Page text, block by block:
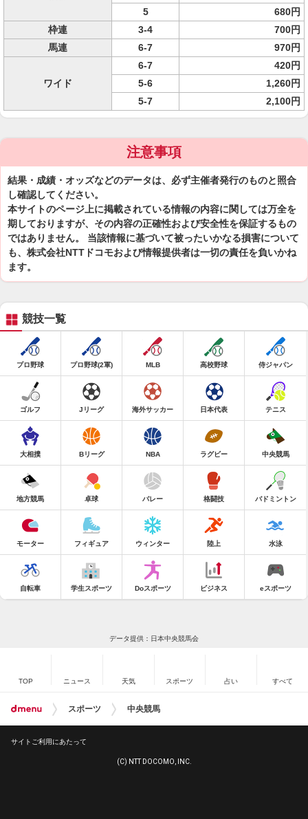
5
680円
枠連
3-4
700円
馬連
6-7 970円
ワイド
6-7
420円
5-6
1,260円
5-7
2,100円
注意事項
結果・成績・オッズなどのデータは、必ず主催者発行のものと照合
し確認してください。
本サイトのページ上に掲載されている情報の内容に関しては万全を
期しておりますが、その内容の正確性および安全性を保証するもの
ではありません。 当該情報に基づいて被ったいかなる損害について
も、株式会社NTTドコモおよび情報提供者は一切の責任を負いかね
ます。
競技一覧
プロ野球 プロ野球(2軍) MLB 高校野球 侍ジャパン
ゴルフ Jリーグ 海外サッカー 日本代表 テニス
大相撲 Bリーグ NBA ラグビー 中央競馬
地方競馬 卓球 バレー 格闘技 バドミントン
モーター フィギュア ウィンター 陸上 水泳
自転車 学生スポーツ Doスポーツ ビジネス eスポーツ
データ提供：日本中央競馬会
TOP ニュース 天気 スポーツ 占い すべて
スポーツ 中央競馬
サイトご利用にあたって
(C) NTT DOCOMO, INC.